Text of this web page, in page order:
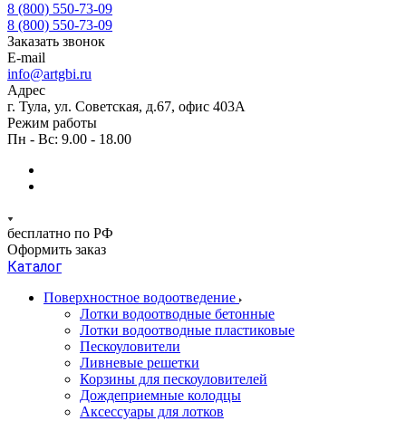
8 (800) 550-73-09
8 (800) 550-73-09
Заказать звонок
E-mail
info@artgbi.ru
Адрес
г. Тула, ул. Советская, д.67, офис 403А
Режим работы
Пн - Вс: 9.00 - 18.00
бесплатно по РФ
Оформить заказ
Каталог
Поверхностное водоотведение
Лотки водоотводные бетонные
Лотки водоотводные пластиковые
Пескоуловители
Ливневые решетки
Корзины для пескоуловителей
Дождеприемные колодцы
Аксессуары для лотков